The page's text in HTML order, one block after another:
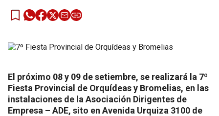
El próximo 08 y 09 de setiembre, se realizará la 7º
Fiesta Provincial de Orquídeas y Bromelias, en las
instalaciones de la Asociación Dirigentes de
Empresa – ADE, sito en Avenida Urquiza 3100 de